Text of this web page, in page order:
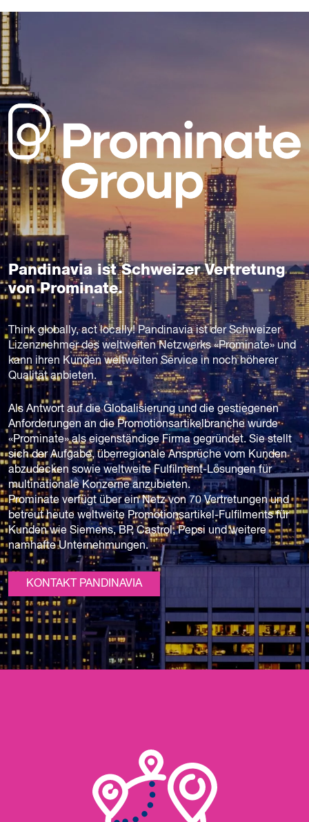
Pandinavia ist Schweizer Vertretung
von Prominate.
Think globally, act locally! Pandinavia ist der Schweizer
Lizenznehmer des weltweiten Netzwerks «Prominate» und
kann ihren Kunden weltweiten Service in noch höherer
Qualität anbieten.
Als Antwort auf die Globalisierung und die gestiegenen
Anforderungen an die Promotionsartikelbranche wurde
«Prominate» als eigenständige Firma gegründet. Sie stellt
sich der Aufgabe, überregionale Ansprüche vom Kunden
abzudecken sowie weltweite Fulfilment-Lösungen für
multinationale Konzerne anzubieten.
Prominate verfügt über ein Netz von 70 Vertretungen und
betreut heute weltweite Promotionsartikel-Fulfilments für
Kunden wie Siemens, BP, Castrol, Pepsi und weitere
namhafte Unternehmungen.
KONTAKT PANDINAVIA